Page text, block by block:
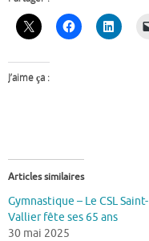
J’aime ça :
Articles similaires
Gymnastique – Le CSL Saint-
Vallier fête ses 65 ans
30 mai 2025